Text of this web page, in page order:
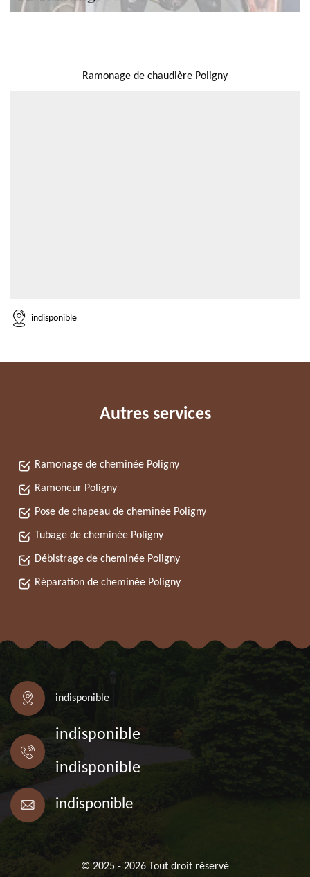
Ramonage de chaudière Poligny
indisponible
Autres services
Ramonage de cheminée Poligny
Ramoneur Poligny
Pose de chapeau de cheminée Poligny
Tubage de cheminée Poligny
Débistrage de cheminée Poligny
Réparation de cheminée Poligny
indisponible
indisponible
indisponible
indisponible
© 2025 - 2026 Tout droit réservé